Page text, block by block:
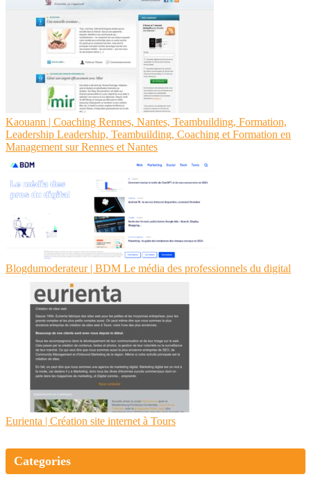
Kaouann | Coaching Rennes, Nantes, Teambuilding, Formation,
Leadership Leadership, Teambuilding, Coaching et Formation en
Management sur Rennes et Nantes
Blog­dumodera­teur | BDM Le média des profes­sion­nels du digital
Eurienta | Création site internet à Tours
Categories